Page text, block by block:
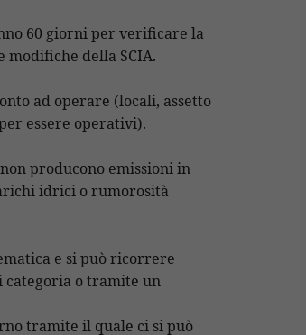
60 giorni per verificare la
della SCIA.
ad operare (locali, assetto
essere operativi).
producono emissioni in
idrici o rumorosità
e si può ricorrere
categoria o tramite un
tramite il quale ci si può